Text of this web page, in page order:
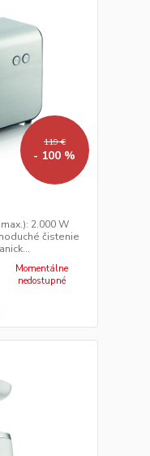
119 €
- 100 %
2.000 W
čistenie
Momentálne
nedostupné